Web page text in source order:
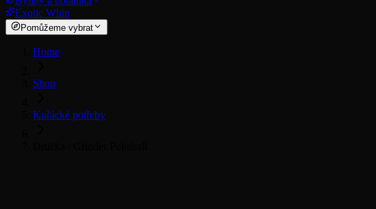
Exotic Whip
Pomůžeme vybrat
Home
Shop
Kuřácké potřeby